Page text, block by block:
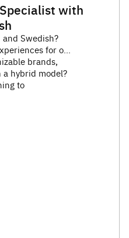
with
Swedish?
for one
brands,
hybrid model?
to